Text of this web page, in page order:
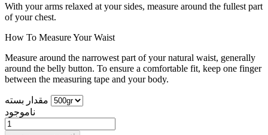
With your arms relaxed at your sides, measure around the fullest part
of your chest.
How To Measure Your Waist
Measure around the narrowest part of your natural waist, generally
around the belly button. To ensure a comfortable fit, keep one finger
between the measuring tape and your body.
مقدار بسته
ناموجود